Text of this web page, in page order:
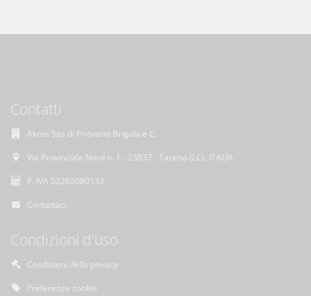
Contatti
Akros Sas di Pirovano Brigida e C.
Via Provinciale Nord n. 1 - 23837 - Taceno (LC), ITALIA
P. IVA 02263080133
Contattaci
Condizioni d'uso
Condizioni della privacy
Preferenze cookie